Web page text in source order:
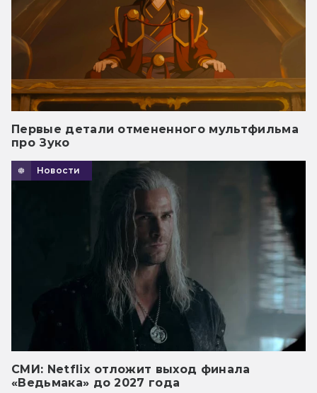
Первые детали отмененного мультфильма
про Зуко
Новости
СМИ: Netflix отложит выход финала
«Ведьмака» до 2027 года